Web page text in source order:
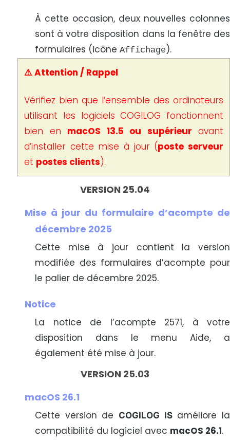
À cette occasion, deux nouvelles colonnes
sont à votre disposition dans la fenêtre des
formulaires (icône Affichage).
⚠️ Attention / Rappel
Vérifiez bien que l’ensemble des ordinateurs
utilisant les logiciels COGILOG fonctionnent
bien en macOS 13.5 ou supérieur avant
d’installer cette mise à jour (poste serveur
et postes clients).
VERSION 25.04
Mise à jour du formulaire d’acompte de
décembre 2025
Cette mise à jour contient la version
modifiée des formulaires d’acompte pour
le palier de décembre 2025.
Notice
La notice de l’acompte 2571, à votre
disposition dans le menu Aide, a
également été mise à jour.
VERSION 25.03
macOS 26.1
Cette version de COGILOG ISaméliore la
compatibilité du logiciel avec macOS 26.1.